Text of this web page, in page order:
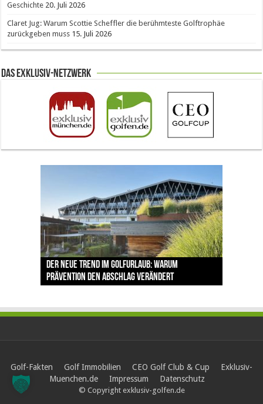
Geschichte 20. Juli 2026
Claret Jug: Warum Scottie Scheffler die berühmteste Golftrophäe
zurückgeben muss 15. Juli 2026
Das Exklusiv-Netzwerk
Der neue Trend im Golfurlaub: Warum
Prävention den Abschlag verändert
Luštica Bay baut Montenegros erste Golf-
Community weiter aus
Vom 85. Platz zur Claret Jug: Neuseeländer
schreibt bei The Open Geschichte
Claret Jug: Warum Scottie Scheffler die
berühmteste Golftrophäe zurückgeben muss
The Open 2026 in Royal Birkdale: Warum der
traditionsreiche Linksplatz zu den größten
Herausforderungen im Golfsport zählt
Golf-Fakten Golf Immobilien CEO Golf Club & Cup
Exklusiv-
Muenchen.de
Impressum Datenschutz
© Copyright exklusiv-golfen.de